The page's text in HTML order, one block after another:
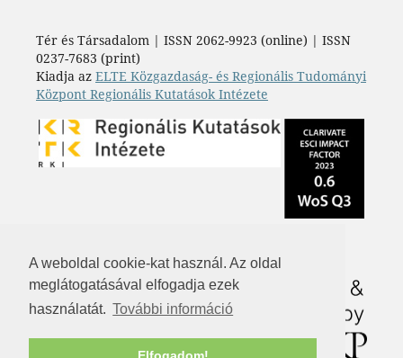
A weboldal cookie-kat használ. Az oldal
meglátogatásával elfogadja ezek
használatát. További információ
Tér és Társadalom | ISSN 2062-9923 (online) | ISSN
0237-7683 (print)
Kiadja az ELTE Közgazdaság- és Regionális Tudományi
Központ Regionális Kutatások Intézete